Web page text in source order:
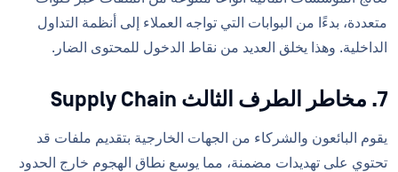
متعددة، بدءًا من البوابات التي تواجه العملاء إلى أنظمة التداول
الداخلية. وهذا يخلق العديد من نقاط الدخول للمحتوى الضار.
7. مخاطر الطرف الثالث Supply Chain
يقوم البائعون والشركاء من الجهات الخارجية بتقديم ملفات قد
تحتوي على تهديدات مضمنة، مما يوسع نطاق الهجوم خارج الحدود